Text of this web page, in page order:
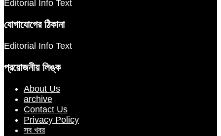
Editorial Info Text
যোগাযোগের ঠিকানা
Editorial Info Text
প্রয়োজনীয় লিঙ্ক
About Us
archive
Contact Us
Privacy Policy
সব খবর